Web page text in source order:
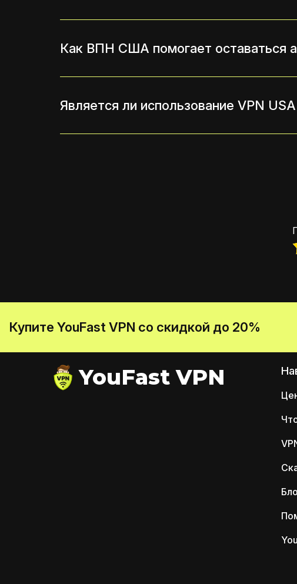
Как ВПН США помогает оставаться
Является ли использование VPN
Купите YouFast VPN со скидкой до 20%
YouFast VPN